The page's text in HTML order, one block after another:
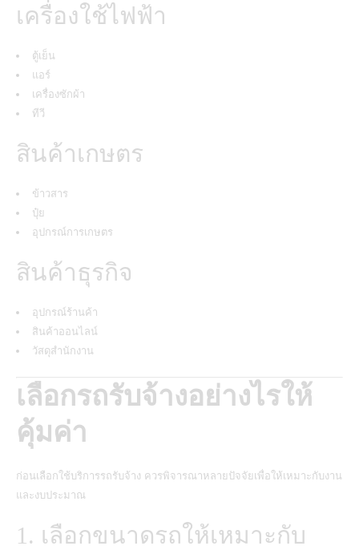
เครื่องใช้ไฟฟ้า
ตู้เย็น
แอร์
เครื่องซักผ้า
ทีวี
สินค้าเกษตร
ข้าวสาร
ปุ๋ย
อุปกรณ์การเกษตร
สินค้าธุรกิจ
อุปกรณ์ร้านค้า
สินค้าออนไลน์
วัสดุสำนักงาน
เลือกรถรับจ้างอย่างไรให้
คุ้มค่า
ก่อนเลือกใช้บริการรถรับจ้าง ควรพิจารณาหลายปัจจัยเพื่อให้เหมาะกับงาน
และงบประมาณ
1. เลือกขนาดรถให้เหมาะกับ